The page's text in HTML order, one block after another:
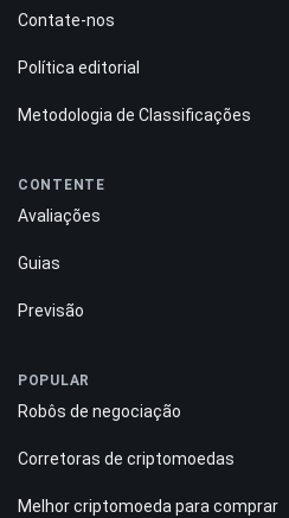
Contate-nos
Política editorial
Metodologia de Classificações
CONTENTE
Avaliações
Guias
Previsão
POPULAR
Robôs de negociação
Corretoras de criptomoedas
Melhor criptomoeda para comprar